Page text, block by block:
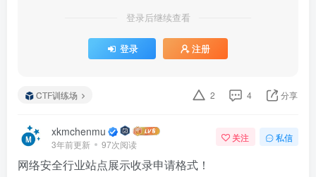
登录后继续查看
登录 注册
CTF训练场 2 4 分享
xkmchenmu
3年前更新 97次阅读
关注 私信
网络安全行业站点展示收录申请格式！